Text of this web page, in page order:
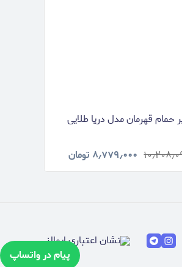
حمام قهرمان مدل دریا طلایی
۸٫۷۷۹٫۰۰۰ تومان
پیام در واتساپ